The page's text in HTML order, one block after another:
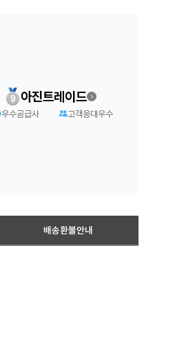
아진트레이드
우수공급사 고객응대우수
배송환불안내